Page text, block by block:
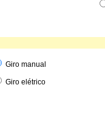
Giro manual
Giro elétrico